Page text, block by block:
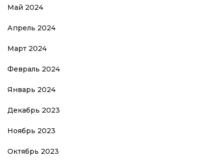
Май 2024
Апрель 2024
Март 2024
Февраль 2024
Январь 2024
Декабрь 2023
Ноябрь 2023
Октябрь 2023